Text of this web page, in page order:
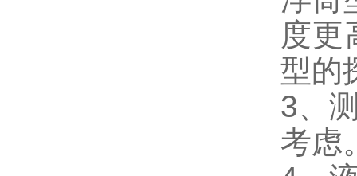
度更
型的
3、
考虑